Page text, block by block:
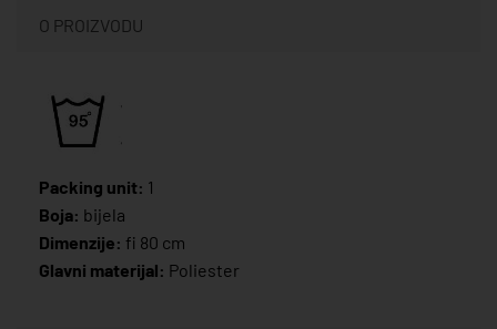
O PROIZVODU
Packing unit: 1
Boja: bijela
Dimenzije: fi 80 cm
Glavni materijal: Poliester